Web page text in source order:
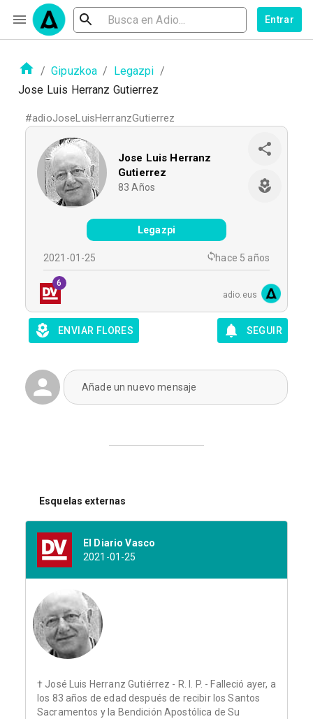
Entrar
/ Gipuzkoa / Legazpi /
Jose Luis Herranz Gutierrez
#adioJoseLuisHerranzGutierrez
Jose Luis Herranz
Gutierrez
83 Años
Legazpi
2021-01-25 hace 5 años
6
adio.eus
ENVIAR FLORES SEGUIR
Añade un nuevo mensaje
Esquelas externas
El Diario Vasco
2021-01-25
† José Luis Herranz Gutiérrez - R. I. P. - Falleció ayer, a
los 83 años de edad después de recibir los Santos
Sacramentos y la Bendición Apostólica de Su